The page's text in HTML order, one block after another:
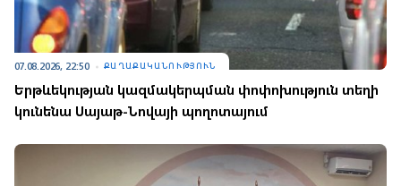
07.08.2026, 22:50 ՔԱՂԱՔԱԿԱՆՈՒԹՅՈՒՆ
Երթևեկության կազմակերպման փոփոխություն տեղի
կունենա Սայաթ-Նովայի պողոտայում